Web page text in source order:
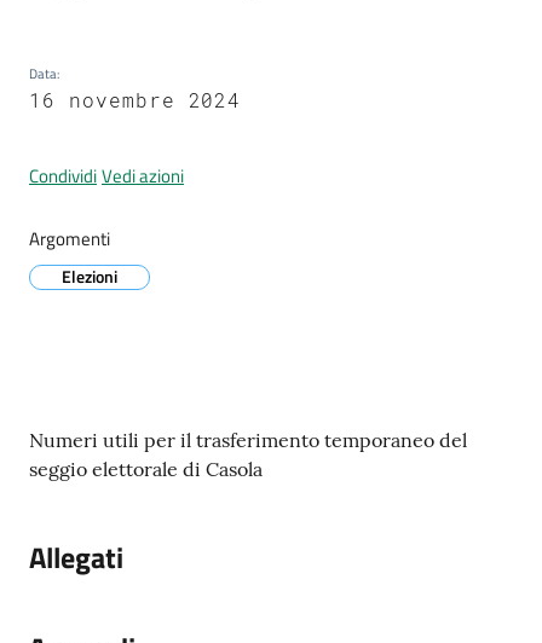
Tutti
Seguici
su
Data:
16 novembre 2024
CondividiVedi azioni
Argomenti
Elezioni
Contenuto
Numeri utili per il trasferimento temporaneo del
seggio elettorale di Casola
Allegati